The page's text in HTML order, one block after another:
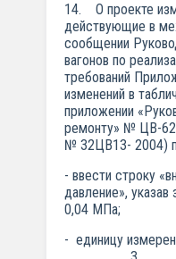
14. О проекте
действующие в
сообщении
вагонов по
требований
изменений в
приложении
ремонту» № ЦВ-
№ 32ЦВ13- 2004)
- ввести строку
давление», указав
0,04 МПа;
- единицу